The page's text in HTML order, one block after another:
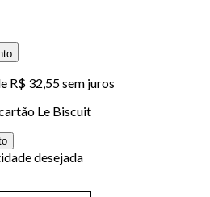
R$ 32,55 sem juros
Le Biscuit
desejada